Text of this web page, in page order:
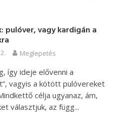
pulóver, vagy kardigán a
Meglepetés
így ideje elővenni a
vagyis a kötött pulóvereket
célja ugyanaz, ám,
választjuk, az függ...